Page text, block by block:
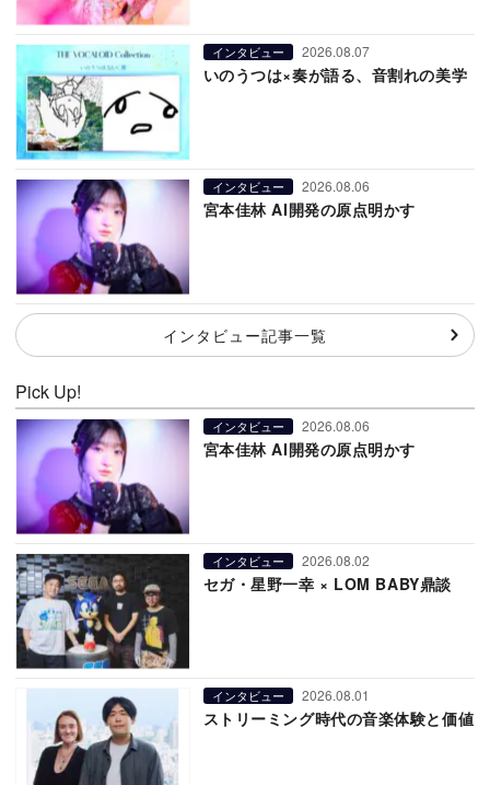
インタビュー 2026.08.07
いのうつは×奏が語る、音割れの美学
インタビュー 2026.08.06
宮本佳林 AI開発の原点明かす
インタビュー記事一覧
Pick Up!
インタビュー 2026.08.06
宮本佳林 AI開発の原点明かす
インタビュー 2026.08.02
セガ・星野一幸 × LOM BABY鼎談
インタビュー 2026.08.01
ストリーミング時代の音楽体験と価値